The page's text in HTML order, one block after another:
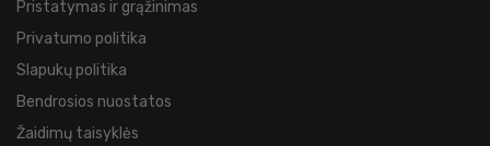
Pristatymas ir grąžinimas
Privatumo politika
Slapukų politika
Bendrosios nuostatos
Žaidimų taisyklės